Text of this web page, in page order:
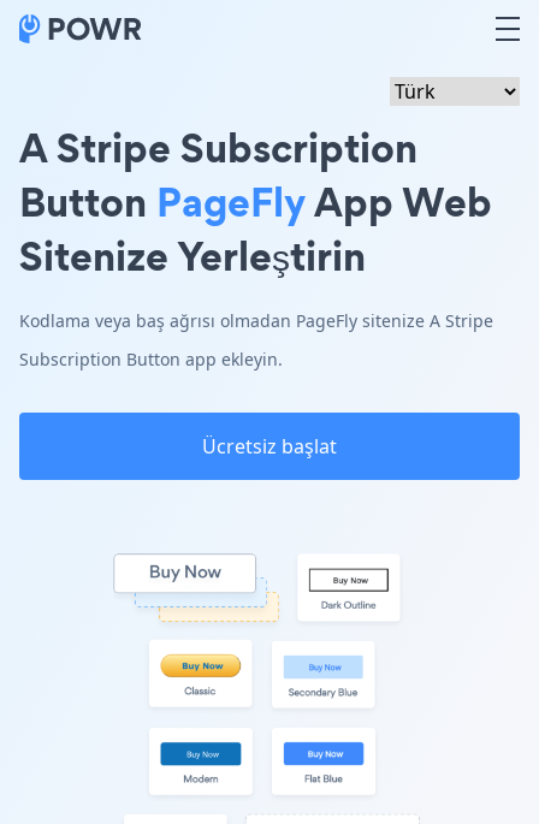
A Stripe Subscription
Button PageFlyApp Web
Sitenize Yerleştirin
Kodlama veya baş ağrısı olmadan PageFly sitenize A Stripe
Subscription Button app ekleyin.
Ücretsiz başlat